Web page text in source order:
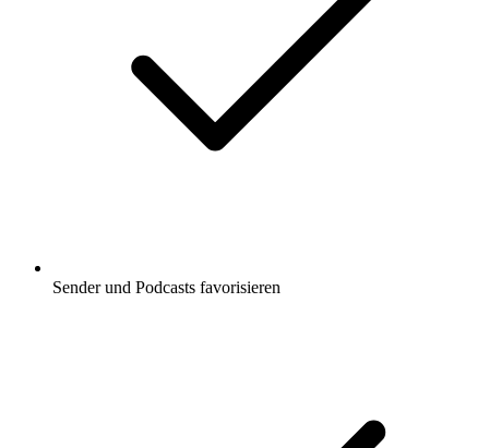
Sender und Podcasts favorisieren